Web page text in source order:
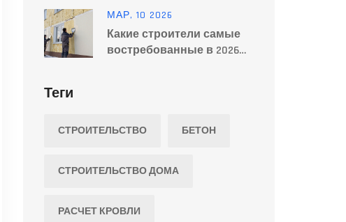
годы
МАР, 10 2026
Какие строители самые
востребованные в 2026
Теги
СТРОИТЕЛЬСТВО БЕТОН
СТРОИТЕЛЬСТВО ДОМА
РАСЧЕТ КРОВЛИ